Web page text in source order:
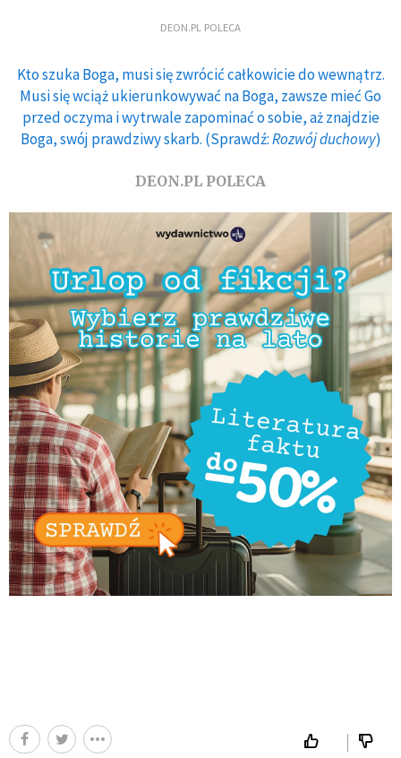
DEON.PL POLECA
Kto szuka Boga, musi się zwrócić całkowicie do wewnątrz.
Musi się wciąż ukierunkowywać na Boga, zawsze mieć Go
przed oczyma i wytrwale zapominać o sobie, aż znajdzie
Boga, swój prawdziwy skarb. (Sprawdź:Rozwój duchowy)
DEON.PL POLECA